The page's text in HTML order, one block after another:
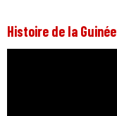
Histoire de la Guinée